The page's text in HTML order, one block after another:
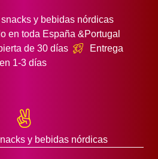
y bebidas nórdicas
en toda España &Portugal
de 30 días
Entrega
en 1-3 días
y bebidas nórdicas
Goodies Corner SL
de Compra